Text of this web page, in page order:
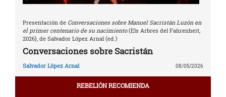
Presentación de Conversaciones sobre Manuel Sacristán Luzón en
el primer centenario de su nacimiento(Els Arbres del Fahrenheit,
2026), de Salvador López Arnal (ed.)
Conversaciones sobre Sacristán
Salvador López Arnal 08/05/2026
REBELIÓN RECOMIENDA